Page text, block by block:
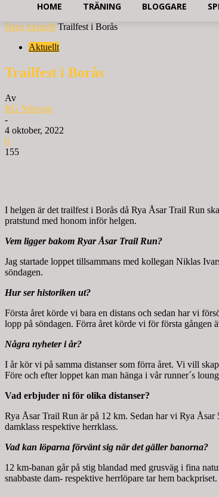
HOME TRÄNING BLOGGARE
Hem Aktuellt Trailfest i Borås
Aktuellt
Trailfest i Borås
Av
BG Nilensjö
-
4 oktober, 2022
0
155
I helgen är det trailfest i Borås då Rya Åsar Trail Run
pratstund med honom inför helgen.
Vem ligger bakom Ryar Åsar Trail Run?
Jag startade loppet tillsammans med kollegan Niklas
söndagen.
Hur ser historiken ut?
Första året körde vi bara en distans och sedan har vi
lopp på söndagen. Förra året körde vi för första gången
Några nyheter i år?
I år kör vi på samma distanser som förra året. Vi vill
Före och efter loppet kan man hänga i vår runner´s
Vad erbjuder ni för olika distanser?
Rya Åsar Trail Run är på 12 km. Sedan har vi Rya
damklass respektive herrklass.
Vad kan löparna förvänt sig när det gäller banorna?
12 km-banan går på stig blandad med grusväg i fina
snabbaste dam- respektive herrlöpare tar hem